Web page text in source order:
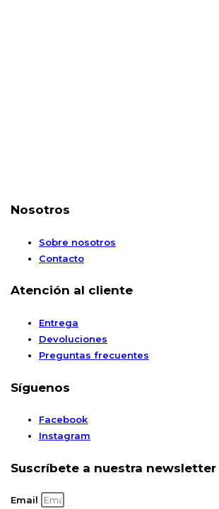
Nosotros
Sobre nosotros
Contacto
Atención al cliente
Entrega
Devoluciones
Preguntas frecuentes
Síguenos
Facebook
Instagram
Suscríbete a nuestra newsletter
Email